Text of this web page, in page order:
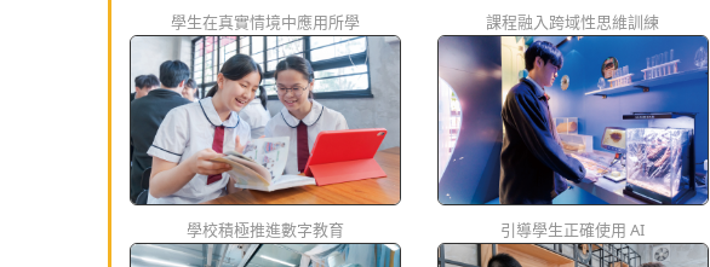
學生在真實情境中應用所學 課程融入跨域性思維訓練
學校積極推進數字教育 引導學生正確使用 AI